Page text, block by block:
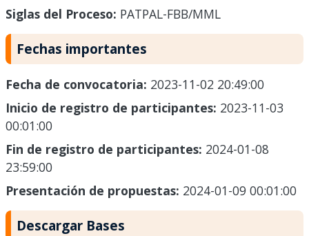
Siglas del Proceso: PATPAL-FBB/MML
Fechas importantes
Fecha de convocatoria: 2023-11-02 20:49:00
Inicio de registro de participantes: 2023-11-03
00:01:00
Fin de registro de participantes: 2024-01-08
23:59:00
Presentación de propuestas: 2024-01-09 00:01:00
Descargar Bases